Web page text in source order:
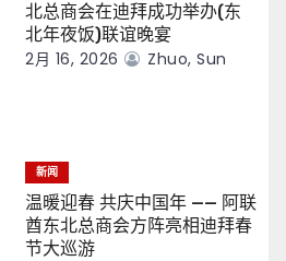
北总商会在迪拜成功举办(东
北年夜饭)联谊晚宴
2月 16, 2026 Zhuo, Sun
新闻
温暖迎春 共庆中国年 —— 阿联
酋东北总商会方阵亮相迪拜春
节大巡游